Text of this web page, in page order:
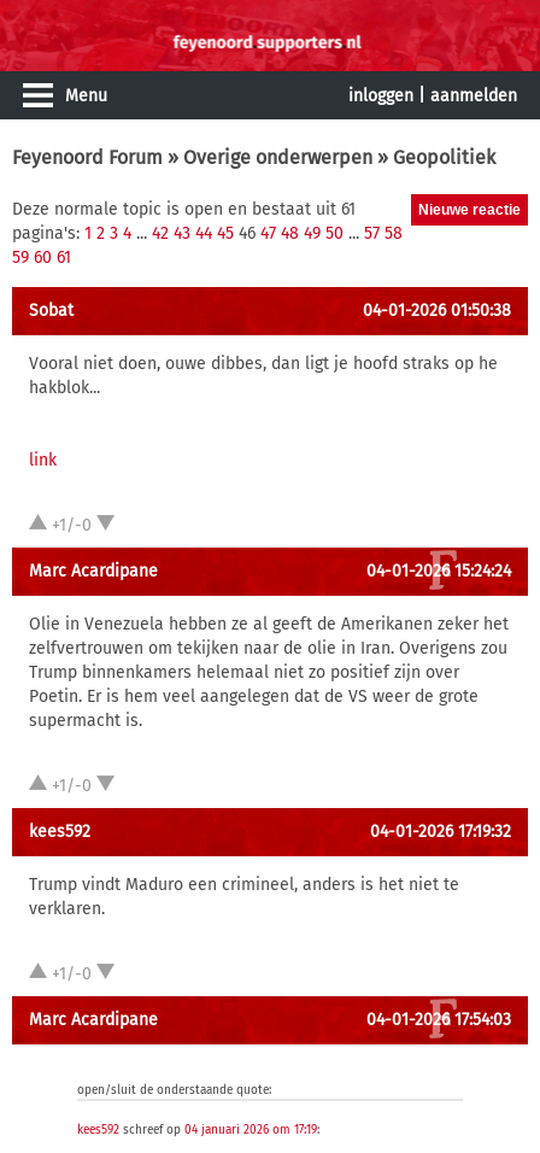
Menu inloggen aanmelden
Feyenoord Forum » Overige onderwerpen » Geopolitiek
Deze normale topic is open en bestaat uit 61
pagina's: 1 2 3 4 ... 42 43 44 45 46 47 48 49 50 ... 57 58
59 60 61
Sobat 04-01-2026 01:50:38
Vooral niet doen, ouwe dibbes, dan ligt je hoofd straks op he
hakblok...
link
+1/-0
Marc Acardipane 04-01-2026 15:24:24
Olie in Venezuela hebben ze al geeft de Amerikanen zeker het
zelfvertrouwen om tekijken naar de olie in Iran. Overigens zou
Trump binnenkamers helemaal niet zo positief zijn over
Poetin. Er is hem veel aangelegen dat de VS weer de grote
supermacht is.
+1/-0
kees592 04-01-2026 17:19:32
Trump vindt Maduro een crimineel, anders is het niet te
verklaren.
+1/-0
Marc Acardipane 04-01-2026 17:54:03
open/sluit de onderstaande quote:
kees592 schreef op 04 januari 2026 om 17:19: